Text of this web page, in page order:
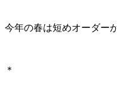
今年の春は短めオーダー
＊